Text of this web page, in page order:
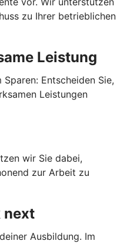
zu Ihrer betrieblichen
Leistung
Entscheiden Sie,
Leistungen
wir Sie dabei,
zur Arbeit zu
next
Ausbildung. Im